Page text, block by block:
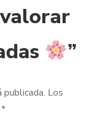
”
Los
*